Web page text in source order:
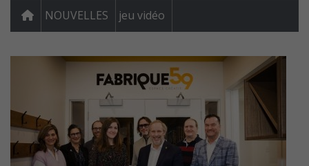
NOUVELLES jeu vidéo